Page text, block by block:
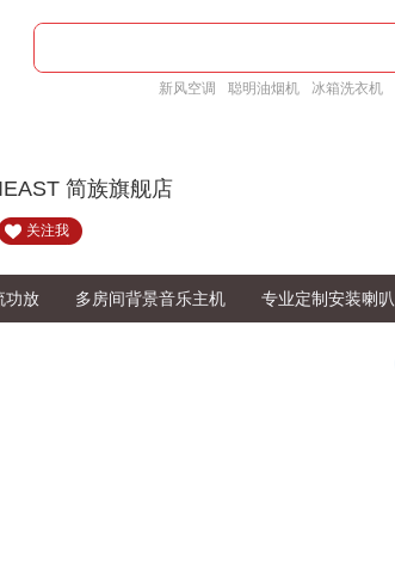
新风空调 聪明油烟机 冰箱洗衣机
IEAST 简族旗舰店
关注我
功放 多房间背景音乐主机 专业定制安装喇叭